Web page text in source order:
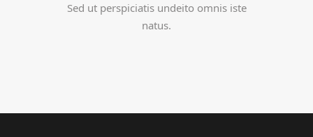
Sed ut perspiciatis undeito omnis iste
natus.